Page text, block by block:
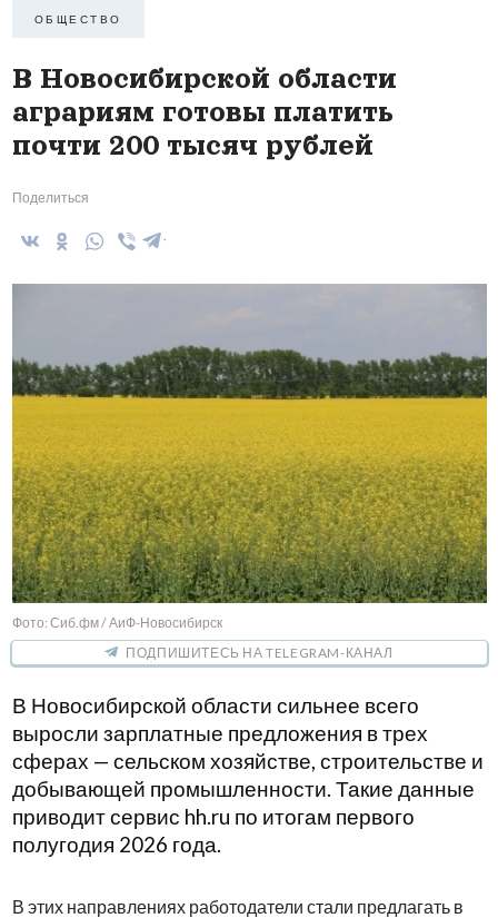
ОБЩЕСТВО
В Новосибирской области
аграриям готовы платить
почти 200 тысяч рублей
Поделиться
Фото: Сиб.фм / АиФ-Новосибирск
ПОДПИШИТЕСЬ НА TELEGRAM-КАНАЛ
В Новосибирской области сильнее всего
выросли зарплатные предложения в трех
сферах — сельском хозяйстве, строительстве и
добывающей промышленности. Такие данные
приводит сервис hh.ru по итогам первого
полугодия 2026 года.
В этих направлениях работодатели стали предлагать в